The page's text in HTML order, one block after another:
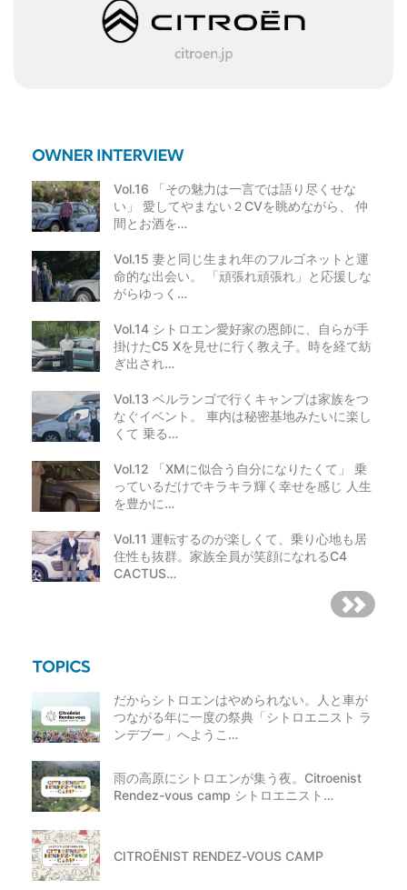
Vol.16 「その魅力は一言では語り尽くせな
い」 愛してやまない２CVを眺めながら、 仲
間とお酒を…
Vol.15 妻と同じ生まれ年のフルゴネットと運
命的な出会い。 「頑張れ頑張れ」と応援しな
がらゆっく…
Vol.14 シトロエン愛好家の恩師に、自らが手
掛けたC5 Xを見せに行く教え子。時を経て紡
ぎ出され…
Vol.13 ベルランゴで行くキャンプは家族をつ
なぐイベント。 車内は秘密基地みたいに楽し
くて 乗る…
Vol.12 「XMに似合う自分になりたくて」 乗
っているだけでキラキラ輝く幸せを感じ 人生
を豊かに…
Vol.11 運転するのが楽しくて、乗り心地も居
住性も抜群。家族全員が笑顔になれるC4
CACTUS…
だからシトロエンはやめられない。人と車が
つながる年に一度の祭典「シトロエニスト ラ
ンデブー」へようこ…
雨の高原にシトロエンが集う夜。Citroenist
Rendez-vous camp シトロエニスト…
CITROËNIST RENDEZ-VOUS CAMP